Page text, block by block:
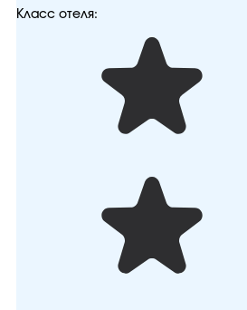
Класс отеля: